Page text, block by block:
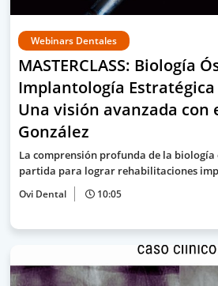
Webinars Dentales
MASTERCLASS: Biología
Implantología
Una visión avanzada con
González
La comprensión profunda de la biología
partida para lograr rehabilitaciones
Ovi Dental 10:05